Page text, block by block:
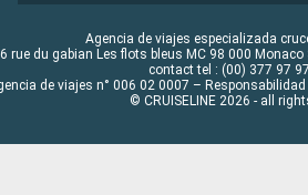
Agencia de viajes especializada
rue du gabian Les flots bleus MC 98 000
contact tel : (00) 377 97
de viajes n° 006 02 0007 –
© CRUISELINE 2026 - all